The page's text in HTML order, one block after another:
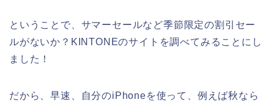
ということで、サマーセールなど季節限定の割引セー
ルがないか？KINTONEのサイトを調べてみることにし
ました！
だから、早速、自分のiPhoneを使って、例えば秋なら